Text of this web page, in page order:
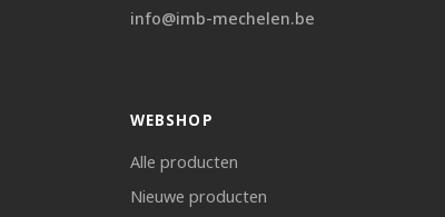
info@imb-mechelen.be
WEBSHOP
Alle producten
Nieuwe producten